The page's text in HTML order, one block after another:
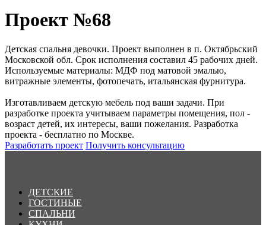
Проект №68
Детская спальня девочки. Проект выполнен в п. Октябрьский
Московской обл. Срок исполнения составил 45 рабочих дней.
Используемые материалы: МДФ под матовой эмалью,
витражные элементы, фотопечать, итальянская фурнитура.
Изготавливаем детскую мебель под ваши задачи. При
разработке проекта учитываем параметры помещения, пол -
возраст детей, их интересы, ваши пожелания. Разработка
проекта - бесплатно по Москве.
Разработать проект Получить консультацию
ДЕТСКИЕ
ГОСТИНЫЕ
СПАЛЬНИ